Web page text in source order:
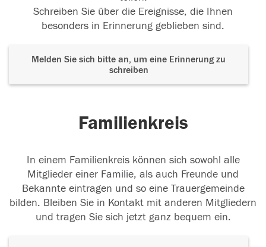
Schreiben Sie über die Ereignisse, die Ihnen
besonders in Erinnerung geblieben sind.
Melden Sie sich bitte an, um eine Erinnerung zu
schreiben
Familienkreis
In einem Familienkreis können sich sowohl alle
Mitglieder einer Familie, als auch Freunde und
Bekannte eintragen und so eine Trauergemeinde
bilden. Bleiben Sie in Kontakt mit anderen Mitgliedern
und tragen Sie sich jetzt ganz bequem ein.